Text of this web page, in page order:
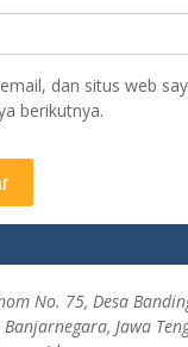
dan situs web
berikutnya.
No. 75, Desa
Jawa